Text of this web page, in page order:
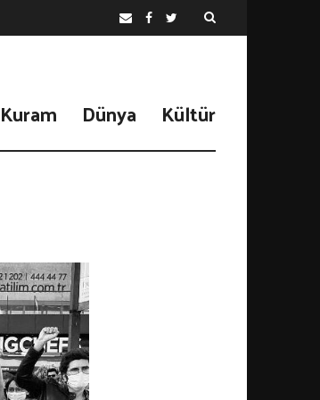
Kuram Dünya Kültür